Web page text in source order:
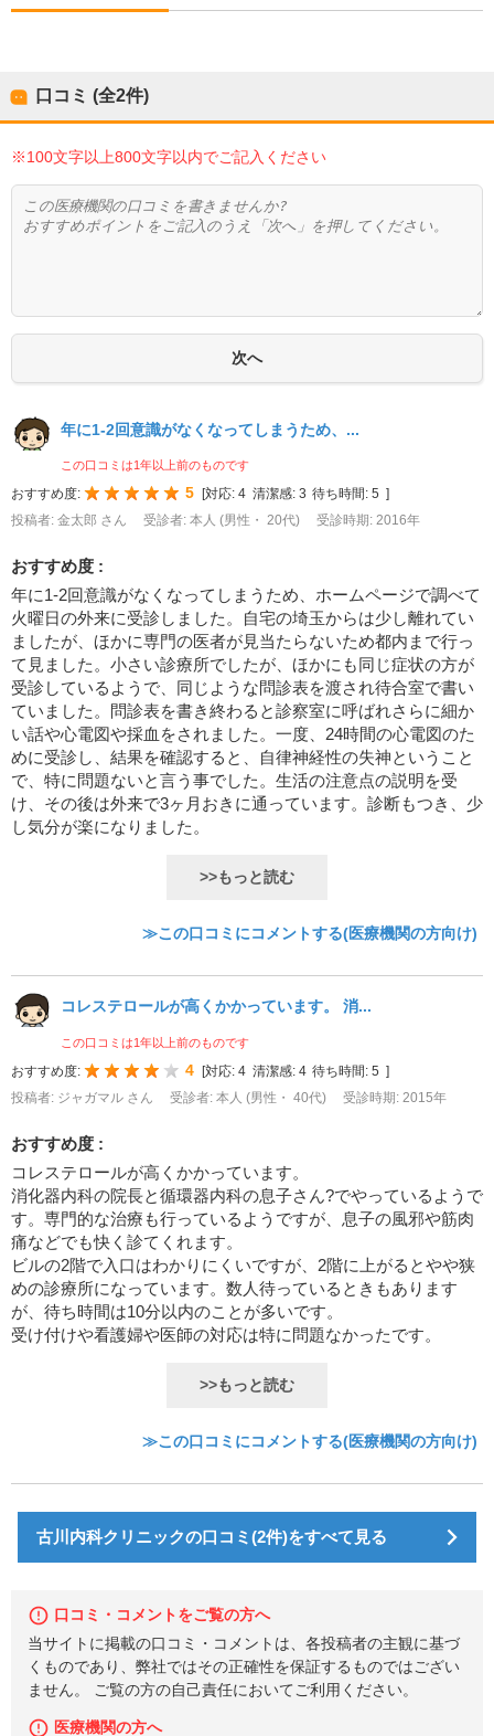
口コミ (全2件)
※100文字以上800文字以内でご記入ください
年に1-2回意識がなくなってしまうため、...
この口コミは1年以上前のものです
おすすめ度: 5 対応: 4 清潔感: 3 待ち時間: 5
投稿者: 金太郎 さん
受診者: 本人 (男性・ 20代) 受診時期: 2016年
おすすめ度 :
年に1-2回意識がなくなってしまうため、ホームページで調べて
火曜日の外来に受診しました。自宅の埼玉からは少し離れてい
ましたが、ほかに専門の医者が見当たらないため都内まで行っ
て見ました。小さい診療所でしたが、ほかにも同じ症状の方が
受診しているようで、同じような問診表を渡され待合室で書い
ていました。問診表を書き終わると診察室に呼ばれさらに細か
い話や心電図や採血をされました。一度、24時間の心電図のた
めに受診し、結果を確認すると、自律神経性の失神ということ
で、特に問題ないと言う事でした。生活の注意点の説明を受
け、その後は外来で3ヶ月おきに通っています。診断もつき、少
し気分が楽になりました。
>>もっと読む
≫この口コミにコメントする(医療機関の方向け)
コレステロールが高くかかっています。 消...
この口コミは1年以上前のものです
おすすめ度: 4 [対応: 4 清潔感: 4 待ち時間: 5 ]
投稿者: ジャガマル さん
受診者: 本人 (男性・ 40代) 受診時期: 2015年
おすすめ度 :
コレステロールが高くかかっています。
消化器内科の院長と循環器内科の息子さん?でやっているようで
す。専門的な治療も行っているようですが、息子の風邪や筋肉
痛などでも快く診てくれます。
ビルの2階で入口はわかりにくいですが、2階に上がるとやや狭
めの診療所になっています。数人待っているときもあります
が、待ち時間は10分以内のことが多いです。
受け付けや看護婦や医師の対応は特に問題なかったです。
>>もっと読む
≫この口コミにコメントする(医療機関の方向け)
古川内科クリニックの口コミ(2件)をすべて見る
口コミ・コメントをご覧の方へ
当サイトに掲載の口コミ・コメントは、各投稿者の主観に基づ
くものであり、弊社ではその正確性を保証するものではござい
ません。 ご覧の方の自己責任においてご利用ください。
医療機関の方へ